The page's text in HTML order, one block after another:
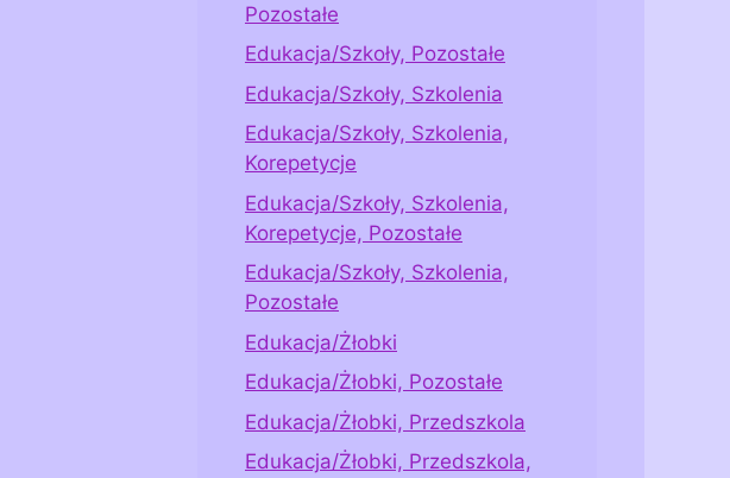
Pozostałe
Edukacja/Szkoły, Pozostałe
Edukacja/Szkoły, Szkolenia
Edukacja/Szkoły, Szkolenia,
Korepetycje
Edukacja/Szkoły, Szkolenia,
Korepetycje, Pozostałe
Edukacja/Szkoły, Szkolenia,
Pozostałe
Edukacja/Żłobki
Edukacja/Żłobki, Pozostałe
Edukacja/Żłobki, Przedszkola
Edukacja/Żłobki, Przedszkola,